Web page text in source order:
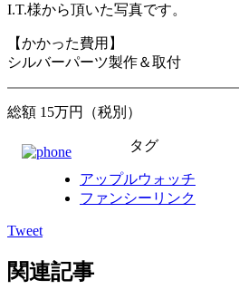
I.T.様から頂いた写真です。
【かかった費用】
シルバーパーツ製作＆取付
総額 15万円（税別）
タグ
アップルウォッチ
ファンシーリンク
Tweet
関連記事